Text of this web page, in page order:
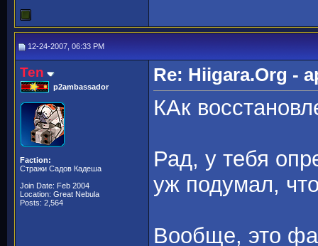
12-24-2007, 06:33 PM
Ten
p2ambassador
Faction:
Стражи Садов Кадеша
Join Date: Feb 2004
Location: Great Nebula
Posts: 2,564
Re: Hiigara.Org -
КАк
Рад, у тебя
уж подумал,
Вообще, это